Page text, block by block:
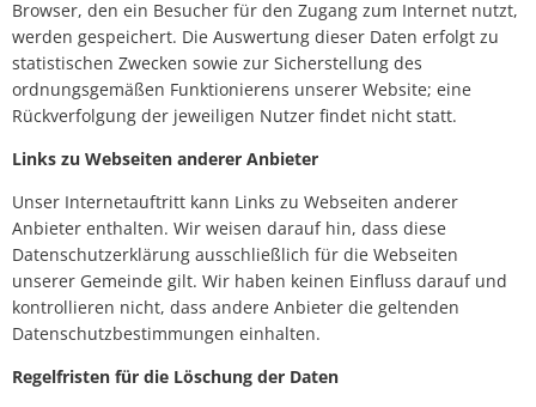
Browser, den ein Besucher für den Zugang zum Internet nutzt,
werden gespeichert. Die Auswertung dieser Daten erfolgt zu
statistischen Zwecken sowie zur Sicherstellung des
ordnungsgemäßen Funktionierens unserer Website; eine
Rückverfolgung der jeweiligen Nutzer findet nicht statt.
Links zu Webseiten anderer Anbieter
Unser Internetauftritt kann Links zu Webseiten anderer
Anbieter enthalten. Wir weisen darauf hin, dass diese
Datenschutzerklärung ausschließlich für die Webseiten
unserer Gemeinde gilt. Wir haben keinen Einfluss darauf und
kontrollieren nicht, dass andere Anbieter die geltenden
Datenschutzbestimmungen einhalten.
Regelfristen für die Löschung der Daten